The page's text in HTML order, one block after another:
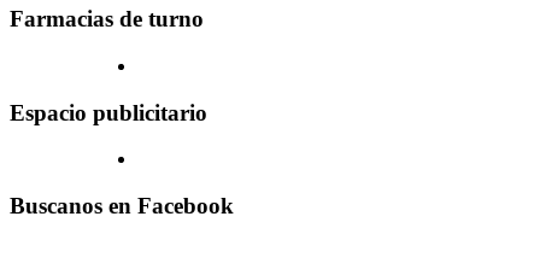
Farmacias de turno
Espacio publicitario
Buscanos en Facebook